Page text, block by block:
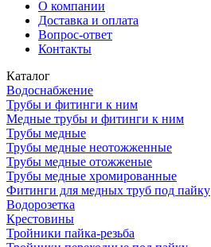
О компании
Доставка и оплата
Вопрос-ответ
Контакты
Каталог
Водоснабжение
Трубы и фитинги к ним
Медные трубы и фитинги к ним
Трубы медные
Трубы медные неотожженные
Трубы медные отожженые
Трубы медные хромированные
Фитинги для медных труб под пайку
Водорозетка
Крестовины
Тройники пайка-резьба